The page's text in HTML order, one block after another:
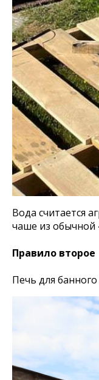
Вода считается
чаше из обычной
Правило второе
Печь для